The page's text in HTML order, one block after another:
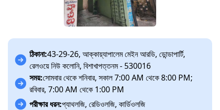
ঠিকানা:43-29-26, আক্কায়্যাপালেম মেইন আরডি, ডোন্ডাপার্টি,
রেলওয়ে নিউ কলোনি, বিশাখাপত্তনম - 530016
সময়:সোমবার থেকে শনিবার, সকাল 7:00 AM থেকে 8:00 PM;
রবিবার, 7:00 AM থেকে 1:00 PM
পরীক্ষার ধরন:প্যাথলজি, রেডিওলজি, কার্ডিওলজি